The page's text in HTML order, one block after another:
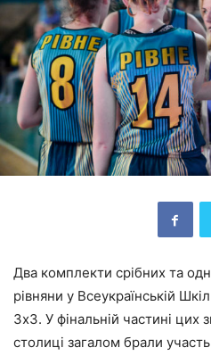
Два комплекти срібних та
рівняни у Всеукраїнській
3х3. У фінальній частині цих
столиці загалом брали